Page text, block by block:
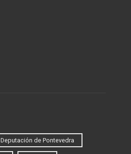
Deputación de Pontevedra